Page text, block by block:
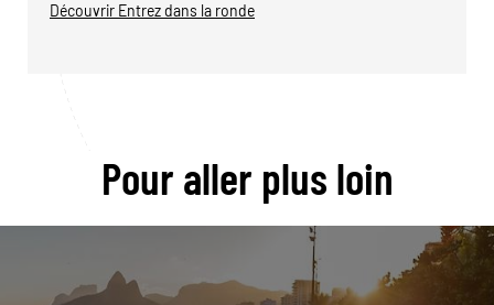
Découvrir Entrez dans la ronde
Pour aller plus loin